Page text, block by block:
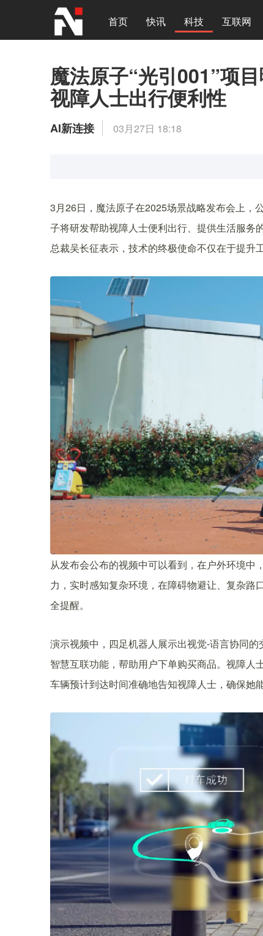
首页 快讯 科技 互联网
魔法原子“光引001”项
视障人士出行便利性
AI新连接 03月27日 18:18
3月26日，魔法原子在2025场景战略发布会上，
子将研发帮助视障人士便利出行、提供生活服务
总裁吴长征表示，技术的终极使命不仅在于提升
从发布会公布的视频中可以看到，在户外环境
力，实时感知复杂环境，在障碍物避让、复杂
全提醒。
演示视频中，四足机器人展示出视觉-语言协同
智慧互联功能，帮助用户下单购买商品。视障
车辆预计到达时间准确地告知视障人士，确保她